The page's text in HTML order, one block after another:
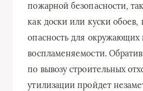
пожарной безопасности,
как доски или куски обоев,
опасность для окружающих
воспламеняемости.
по вывозу строительных
утилизации пройдет